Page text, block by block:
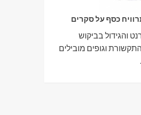
והגידול בביקוש
וגופים מובילים